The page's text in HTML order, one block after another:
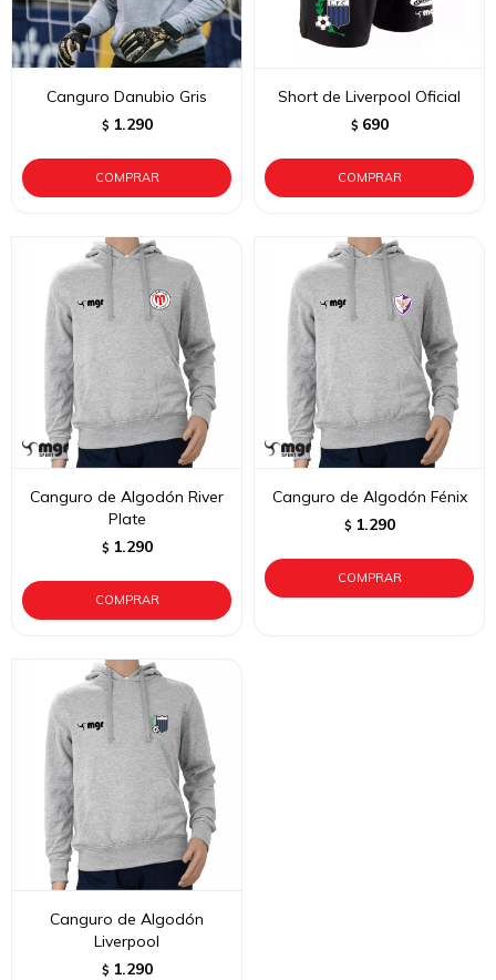
Canguro Danubio Gris
$ 1.290
Short de Liverpool Oficial
$ 690
Canguro de Algodón River
Plate
$ 1.290
Canguro de Algodón Fénix
$ 1.290
Canguro de Algodón
Liverpool
$ 1.290